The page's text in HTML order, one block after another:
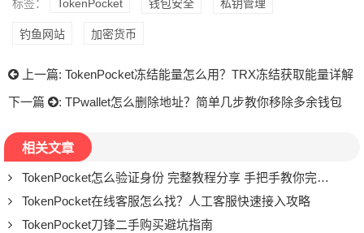
标签： TokenPocket 钱包安全 私钥管理
钓鱼网站 加密货币
上一篇: TokenPocket冻结能量怎么用？TRX冻结获取能量详解
下一篇
: TPwallet怎么删除地址？简单几步教你移除多余钱包
相关文章
TokenPocket怎么验证身份 完整教程分享 手把手教你完成KYC认证流程
TokenPocket在线客服怎么找？人工客服快速接入攻略
TokenPocket刀锋二手购买避坑指南